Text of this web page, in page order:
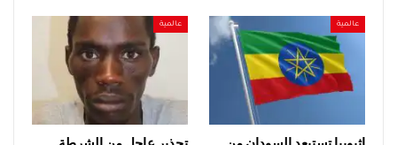
عالمية عالمية